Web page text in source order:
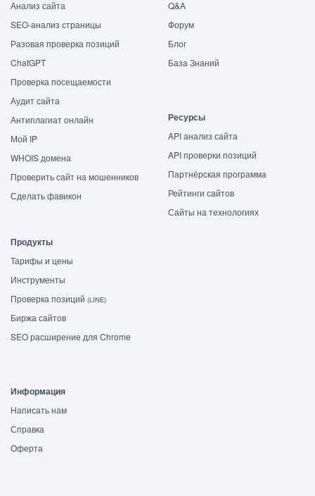
Анализ сайта
SEO-анализ страницы
Разовая проверка позиций
ChatGPT
Проверка посещаемости
Аудит сайта
Антиплагиат онлайн
Мой IP
WHOIS домена
Проверить сайт на мошенников
Сделать фавикон
Q&A
Форум
Блог
База Знаний
Ресурсы
API анализ сайта
API проверки позиций
Партнёрская программа
Рейтинги сайтов
Сайты на технологиях
Продукты
Тарифы и цены
Инструменты
Проверка позиций (LINE)
Биржа сайтов
SEO расширение для Chrome
Информация
Написать нам
Справка
Оферта